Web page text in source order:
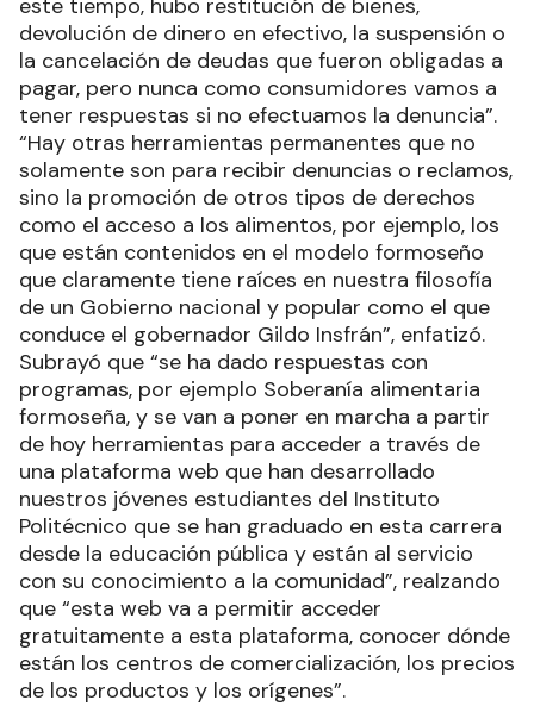
devolución de dinero en efectivo, la suspensión o
la cancelación de deudas que fueron obligadas a
pagar, pero nunca como consumidores vamos a
tener respuestas si no efectuamos la denuncia”.
“Hay otras herramientas permanentes que no
solamente son para recibir denuncias o reclamos,
sino la promoción de otros tipos de derechos
como el acceso a los alimentos, por ejemplo, los
que están contenidos en el modelo formoseño
que claramente tiene raíces en nuestra filosofía
de un Gobierno nacional y popular como el que
conduce el gobernador Gildo Insfrán”, enfatizó.
Subrayó que “se ha dado respuestas con
programas, por ejemplo Soberanía alimentaria
formoseña, y se van a poner en marcha a partir
de hoy herramientas para acceder a través de
una plataforma web que han desarrollado
nuestros jóvenes estudiantes del Instituto
Politécnico que se han graduado en esta carrera
desde la educación pública y están al servicio
con su conocimiento a la comunidad”, realzando
que “esta web va a permitir acceder
gratuitamente a esta plataforma, conocer dónde
están los centros de comercialización, los precios
de los productos y los orígenes”.